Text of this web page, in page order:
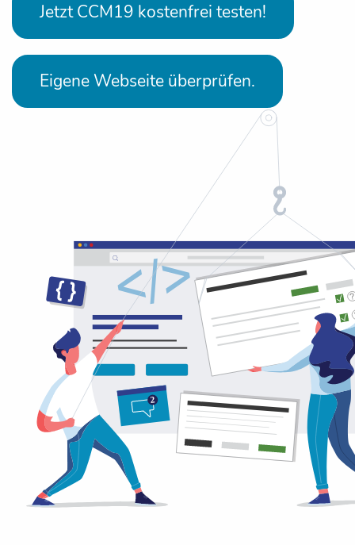
Jetzt CCM19 kostenfrei testen!
Eigene Webseite überprüfen.